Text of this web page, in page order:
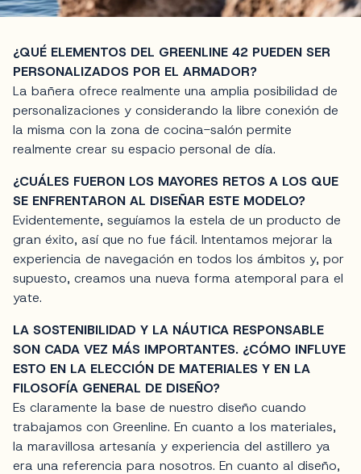
¿QUÉ ELEMENTOS DEL GREENLINE 42 PUEDEN SER
PERSONALIZADOS POR EL ARMADOR?
La bañera ofrece realmente una amplia posibilidad de
personalizaciones y considerando la libre conexión de
la misma con la zona de cocina-salón permite
realmente crear su espacio personal de día.
¿CUÁLES FUERON LOS MAYORES RETOS A LOS QUE
SE ENFRENTARON AL DISEÑAR ESTE MODELO?
Evidentemente, seguíamos la estela de un producto de
gran éxito, así que no fue fácil. Intentamos mejorar la
experiencia de navegación en todos los ámbitos y, por
supuesto, creamos una nueva forma atemporal para el
yate.
LA SOSTENIBILIDAD Y LA NÁUTICA RESPONSABLE
SON CADA VEZ MÁS IMPORTANTES. ¿CÓMO INFLUYE
ESTO EN LA ELECCIÓN DE MATERIALES Y EN LA
FILOSOFÍA GENERAL DE DISEÑO?
Es claramente la base de nuestro diseño cuando
trabajamos con Greenline. En cuanto a los materiales,
la maravillosa artesanía y experiencia del astillero ya
era una referencia para nosotros. En cuanto al diseño,